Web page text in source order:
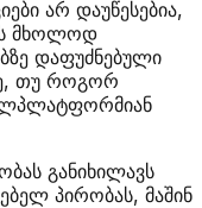
არ დაუწესებია,
მხოლოდ
დაფუძნებული
თუ როგორ
განიხილავს
პირობას, მაშინ